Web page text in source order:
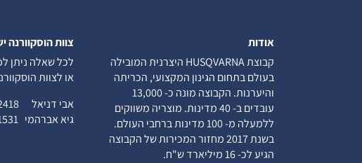
אודות
קבוצת HUSQVARNA היצרנית המובילה
בעולם בתחום הגינון המקצועי, הכריתה
והיערנות. הקבוצה מונה כ- 13,000
עובדים ב- 40 מדינות. מוצריה משווקים
ללמעלה מ- 100 מדינות ברחבי העולם.
בשנת 2017 מחזור המכירות של הקבוצה
הגיע לכ- 16 מיליארד ש"ח.
צוות הוסקוורנה
לכל שאלה ניתן
או לצוות
אבי דניאל
גיא אברהמי